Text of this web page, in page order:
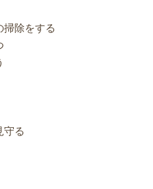
掃除をする
守る